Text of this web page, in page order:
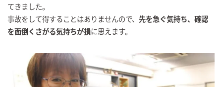
てきました。
事故をして得することはありませんので、 先を急ぐ気持ち、確認
を面倒くさがる気持ちが損に思えます。